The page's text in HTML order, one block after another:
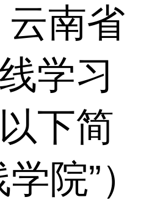
云南省
学习
下简
院”）